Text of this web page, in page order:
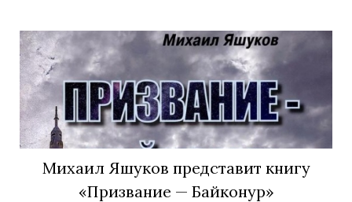
Михаил Яшуков представит книгу
«Призвание — Байконур»